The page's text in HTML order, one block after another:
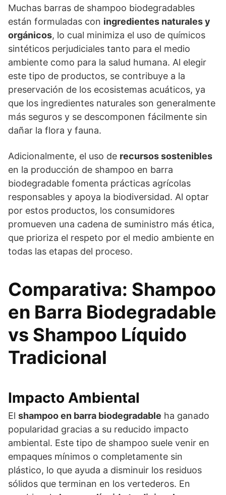
Muchas barras de shampoo biodegradables
están formuladas con ingredientes naturales y
orgánicos, lo cual minimiza el uso de químicos
sintéticos perjudiciales tanto para el medio
ambiente como para la salud humana. Al elegir
este tipo de productos, se contribuye a la
preservación de los ecosistemas acuáticos, ya
que los ingredientes naturales son generalmente
más seguros y se descomponen fácilmente sin
dañar la flora y fauna.
Adicionalmente, el uso de recursos sostenibles
en la producción de shampoo en barra
biodegradable fomenta prácticas agrícolas
responsables y apoya la biodiversidad. Al optar
por estos productos, los consumidores
promueven una cadena de suministro más ética,
que prioriza el respeto por el medio ambiente en
todas las etapas del proceso.
Comparativa: Shampoo
en Barra Biodegradable
vs Shampoo Líquido
Tradicional
Impacto Ambiental
El shampoo en barra biodegradable ha ganado
popularidad gracias a su reducido impacto
ambiental. Este tipo de shampoo suele venir en
empaques mínimos o completamente sin
plástico, lo que ayuda a disminuir los residuos
sólidos que terminan en los vertederos. En